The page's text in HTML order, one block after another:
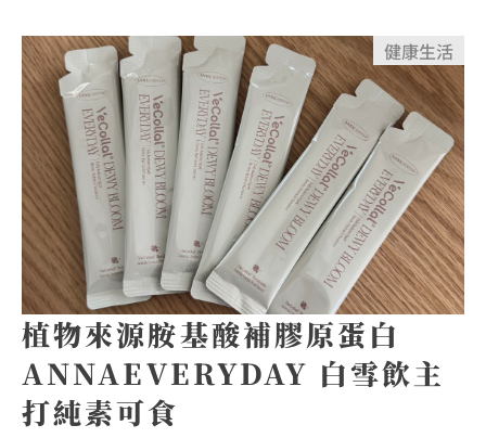
植物來源胺基酸補膠原蛋白
ANNAEVERYDAY 白雪飲主
打純素可食
健康生活